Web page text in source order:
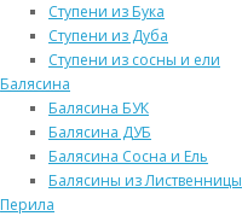
Ступени из Бука
Ступени из Дуба
Ступени из сосны и ели
Балясина
Балясина БУК
Балясина ДУБ
Балясина Сосна и Ель
Балясины из Лиственницы
Перила